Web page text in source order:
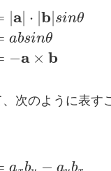
|a| ⋅ |b|sinθ
absinθ
−a × b
次のように表す
a b − a b